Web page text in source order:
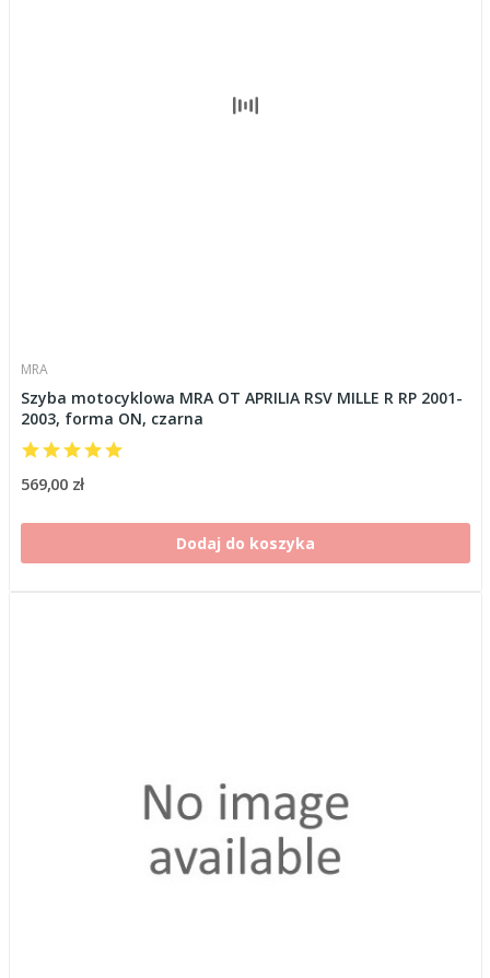
MRA
Szyba motocyklowa MRA OT APRILIA RSV MILLE R RP 2001-
2003, forma ON, czarna
569,00 zł
Dodaj do koszyka